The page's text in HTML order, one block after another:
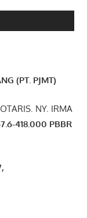
(PT. PJMT)
NY. IRMA
.6-418.000 PBBR
,